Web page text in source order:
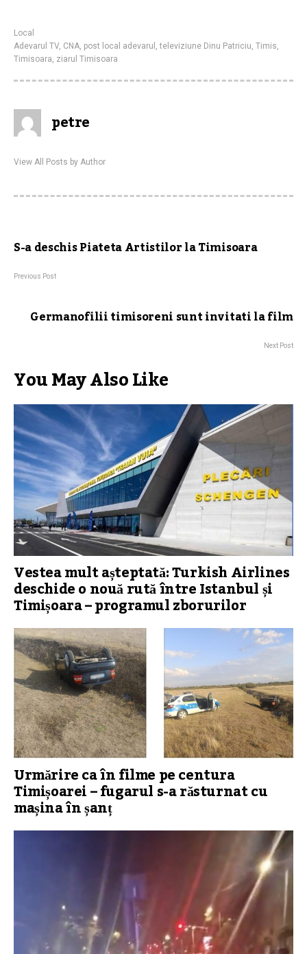
Local
Adevarul TV, CNA, post local adevarul ,televiziune Dinu Patriciu, Timis,
Timisoara, ziarul Timisoara
petre
View All Posts by Author
S-a deschis Piateta Artistilor la Timisoara
Previous Post
Germanofilii timisoreni sunt invitati la film
Next Post
You May Also Like
Vestea mult așteptată: Turkish Airlines
deschide o nouă rută între Istanbul și
Timișoara – programul zborurilor
Urmărire ca în filme pe centura
Timișoarei – fugarul s-a răsturnat cu
mașina în șanț